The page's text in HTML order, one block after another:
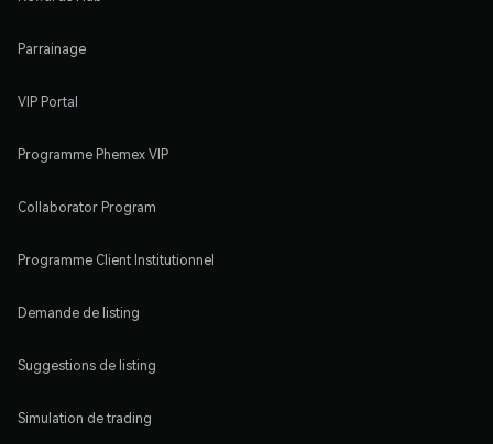
Parrainage
VIP Portal
Programme Phemex VIP
Collaborator Program
Programme Client Institutionnel
Demande de listing
Suggestions de listing
Simulation de trading